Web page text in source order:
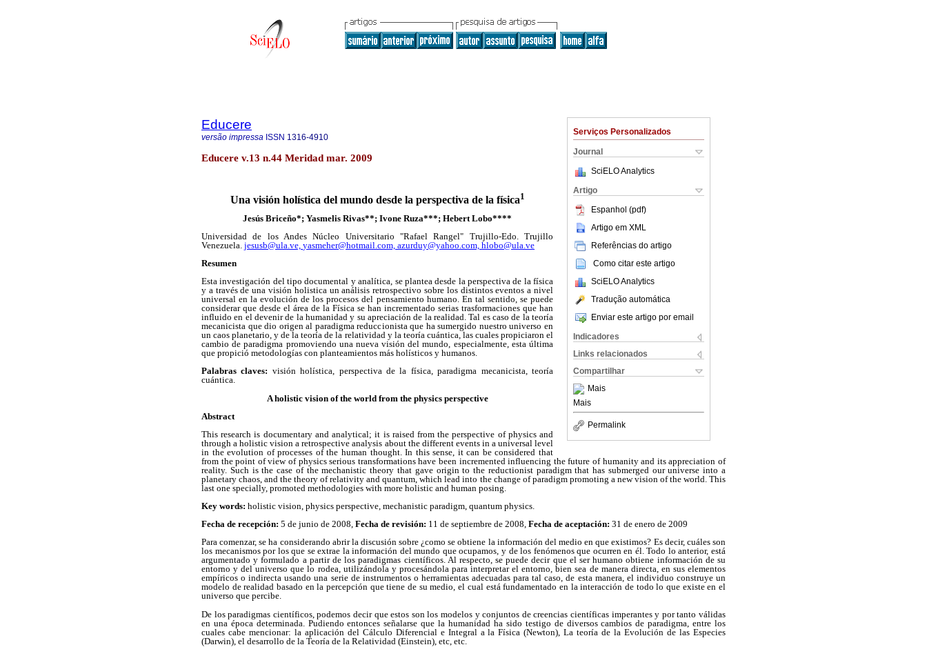
Serviços Personalizados
Journal
SciELO Analytics
Artigo
Espanhol (pdf)
Artigo em XML
Referências do artigo
Como citar este artigo
SciELO Analytics
Tradução automática
Enviar este artigo por email
Indicadores
Links relacionados
Compartilhar
Mais
Mais
Permalink
Educere
versão impressa ISSN 1316-4910
Educere v.13 n.44 Meridad mar. 2009
Una visión holística del mundo desde la perspectiva de la física1
Jesús Briceño*; Yasmelis Rivas**; Ivone Ruza***; Hebert Lobo****
Universidad de los Andes Núcleo Universitario "Rafael Rangel" Trujillo-Edo. Trujillo
Venezuela. jesusb@ula.ve, yasmeher@hotmail.com, azurduy@yahoo.com, hlobo@ula.ve
Resumen
Esta investigación del tipo documental y analítica, se plantea desde la perspectiva de la física
y a través de una visión holistica un análisis retrospectivo sobre los distintos eventos a nivel
universal en la evolución de los procesos del pensamiento humano. En tal sentido, se puede
considerar que desde el área de la Física se han incrementado serias trasformaciones que han
influido en el devenir de la humanidad y su apreciación de la realidad. Tal es caso de la teoría
mecanicista que dio origen al paradigma reduccionista que ha sumergido nuestro universo en
un caos planetario, y de la teoría de la relatividad y la teoría cuántica, las cuales propiciaron el
cambio de paradigma promoviendo una nueva visión del mundo, especialmente, esta última
que propició metodologías con planteamientos más holísticos y humanos.
Palabras claves: visión holística, perspectiva de la física, paradigma mecanicista, teoría
cuántica.
A holistic vision of the world from the physics perspective
Abstract
This research is documentary and analytical; it is raised from the perspective of physics and
through a holistic vision a retrospective analysis about the different events in a universal level
in the evolution of processes of the human thought. In this sense, it can be considered that
from the point of view of physics serious transformations have been incremented influencing the future of humanity and its appreciation of
reality. Such is the case of the mechanistic theory that gave origin to the reductionist paradigm that has submerged our universe into a
planetary chaos, and the theory of relativity and quantum, which lead into the change of paradigm promoting a new vision of the world. This
last one specially, promoted methodologies with more holistic and human posing.
Key words: holistic vision, physics perspective, mechanistic paradigm, quantum physics.
Fecha de recepción: 5 de junio de 2008, Fecha de revisión: 11 de septiembre de 2008, Fecha de aceptación: 31 de enero de 2009
Para comenzar, se ha considerando abrir la discusión sobre ¿como se obtiene la información del medio en que existimos? Es decir, cuáles son
los mecanismos por los que se extrae la información del mundo que ocupamos, y de los fenómenos que ocurren en él. Todo lo anterior, está
argumentado y formulado a partir de los paradigmas científicos. Al respecto, se puede decir que el ser humano obtiene información de su
entorno y del universo que lo rodea, utilizándola y procesándola para interpretar el entorno, bien sea de manera directa, en sus elementos
empíricos o indirecta usando una serie de instrumentos o herramientas adecuadas para tal caso, de esta manera, el individuo construye un
modelo de realidad basado en la percepción que tiene de su medio, el cual está fundamentado en la interacción de todo lo que existe en el
universo que percibe.
De los paradigmas científicos, podemos decir que estos son los modelos y conjuntos de creencias científicas imperantes y por tanto válidas
en una época determinada. Pudiendo entonces señalarse que la humanidad ha sido testigo de diversos cambios de paradigma, entre los
cuales cabe mencionar: la aplicación del Cálculo Diferencial e Integral a la Física (Newton), La teoría de la Evolución de las Especies
(Darwin), el desarrollo de la Teoría de la Relatividad (Einstein), etc, etc.